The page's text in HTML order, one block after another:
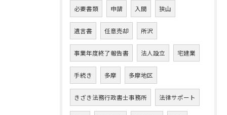
必要書類 申請 入間 狭山
遺言書 任意売却 所沢
事業年度終了報告書 法人設立 宅建業
手続き 多摩 多摩地区
きざき法務行政書士事務所 法律サポート